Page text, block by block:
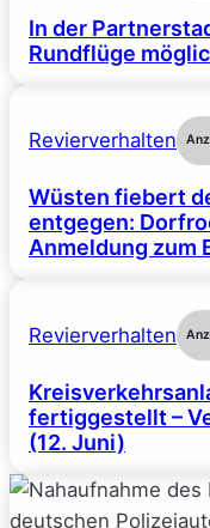
In der
Rundflüge
Revierverhalten
Wüsten fiebert
entgegen:
Anmeldung zum
Revierverhalten
fertiggestellt –
(12. Juni)